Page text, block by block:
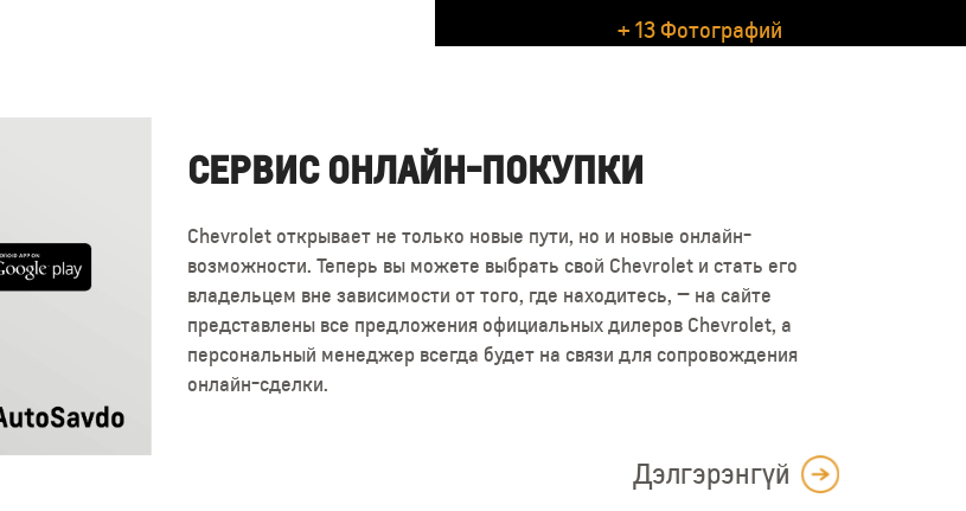
+ 13 Фотографий
СЕРВИС ОНЛАЙН-ПОКУПКИ
Chevrolet открывает не только новые пути, но и новые онлайн-
возможности. Теперь вы можете выбрать свой Chevrolet и стать его
владельцем вне зависимости от того, где находитесь, — на сайте
представлены все предложения официальных дилеров Chevrolet, а
персональный менеджер всегда будет на связи для сопровождения
онлайн-сделки.
Дэлгэрэнгүй